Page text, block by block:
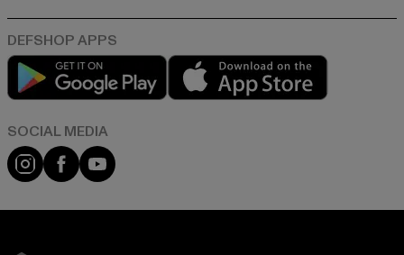
Play market
Instagram
FacebookYouTube